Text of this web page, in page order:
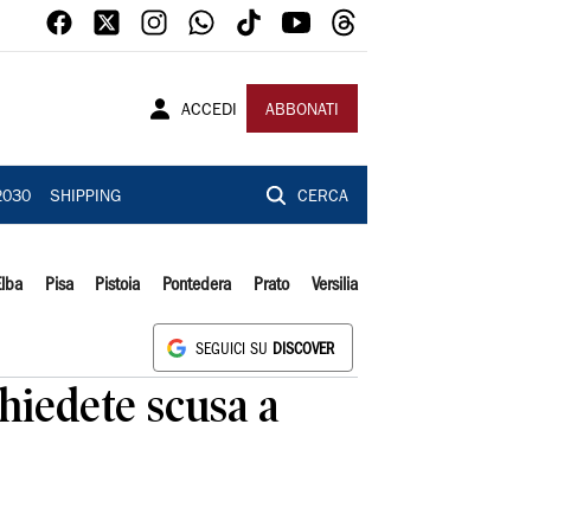
ACCEDI ABBONATI
SHIPPING CERCA
Pisa Pistoia Pontedera Prato Versilia
SEGUICI SU DISCOVER
scusa a